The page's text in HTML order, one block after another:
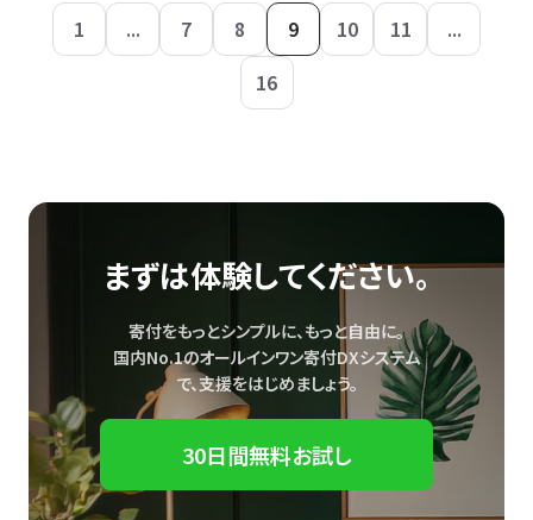
1 ... 7 8 9 10 11
...
16
まずは体験してください。
寄付をもっとシンプルに、もっと自由に。
国内No.1のオールインワン寄付DXシステム
で、支援をはじめましょう。
30日間無料お試し